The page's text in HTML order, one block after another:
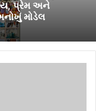
પ્રેમ અને
મોડેલ